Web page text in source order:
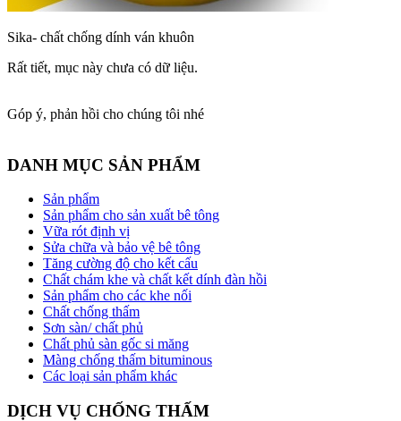
Sika- chất chống dính ván khuôn
Rất tiết, mục này chưa có dữ liệu.
Góp ý, phản hồi cho chúng tôi nhé
DANH MỤC SẢN PHẨM
Sản phẩm
Sản phẩm cho sản xuất bê tông
Vữa rót định vị
Sửa chữa và bảo vệ bê tông
Tăng cường độ cho kết cấu
Chất chám khe và chất kết dính đàn hồi
Sản phẩm cho các khe nối
Chất chống thấm
Sơn sàn/ chất phủ
Chất phủ sàn gốc si măng
Màng chống thấm bituminous
Các loại sản phẩm khác
DỊCH VỤ CHỐNG THẤM